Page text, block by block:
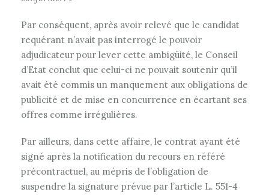
Par conséquent, après avoir relevé que le candidat
requérant n’avait pas interrogé le pouvoir
adjudicateur pour lever cette ambigüité, le Conseil
d’Etat conclut que celui-ci ne pouvait soutenir qu’il
avait été commis un manquement aux obligations de
publicité et de mise en concurrence en écartant ses
offres comme irrégulières.
Par ailleurs, dans cette affaire, le contrat ayant été
signé après la notification du recours en référé
précontractuel, au mépris de l’obligation de
suspendre la signature prévue par l’article L. 551-4